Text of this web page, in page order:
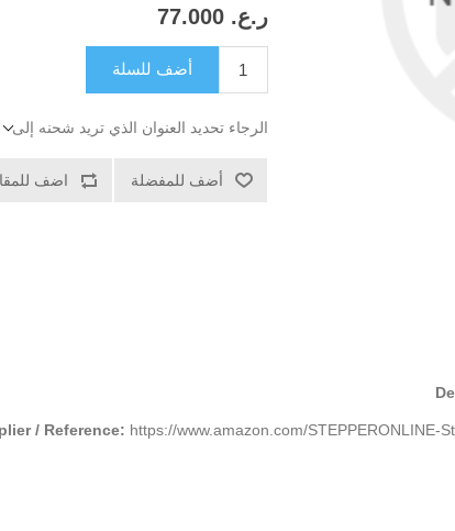
ر.ع.‏‏ 77.000
أضف للسلة
الرجاء تحديد العنوان الذي تريد شحنه إلى
أضف للمفضلة اضف
/ Reference: https://www.amazon.com/STEPPERONLINE-